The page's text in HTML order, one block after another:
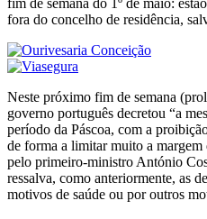
fora do concelho de residência,
Neste próximo fim de semana
governo português decretou “a
período da Páscoa, com a
de forma a limitar muito a
pelo primeiro-ministro António
ressalva, como anteriormente, as
motivos de saúde ou por outros